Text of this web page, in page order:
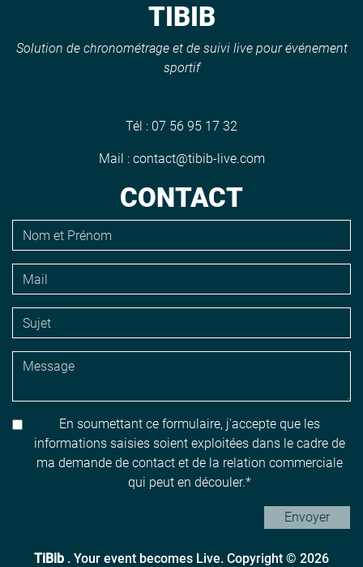
TIBIB
Solution de chronométrage et de suivi live pour événement
sportif
Tél : 07 56 95 17 32
Mail : contact@tibib-live.com
CONTACT
En soumettant ce formulaire, j'accepte que les
informations saisies soient exploitées dans le cadre de
ma demande de contact et de la relation commerciale
qui peut en découler.
Envoyer
TiBib . Your event becomes Live. Copyright © 2026